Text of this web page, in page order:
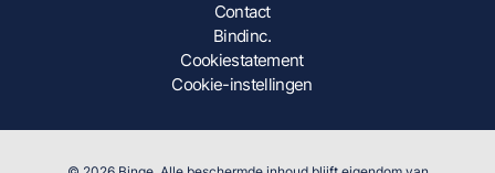
Contact
Bindinc.
Cookiestatement
Cookie-instellingen